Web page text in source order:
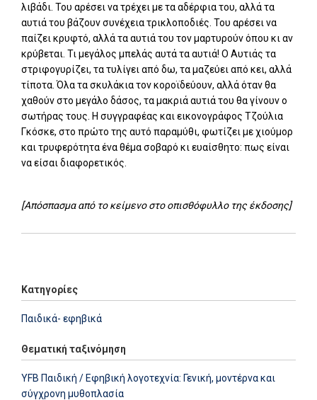
λιβάδι. Του αρέσει να τρέχει με τα αδέρφια του, αλλά τα
αυτιά του βάζουν συνέχεια τρικλοποδιές. Του αρέσει να
παίζει κρυφτό, αλλά τα αυτιά του τον μαρτυρούν όπου κι αν
κρύβεται. Τι μεγάλος μπελάς αυτά τα αυτιά! Ο Αυτιάς τα
στριφογυρίζει, τα τυλίγει από δω, τα μαζεύει από κει, αλλά
τίποτα. Όλα τα σκυλάκια τον κοροϊδεύουν, αλλά όταν θα
χαθούν στο μεγάλο δάσος, τα μακριά αυτιά του θα γίνουν ο
σωτήρας τους. Η συγγραφέας και εικονογράφος Τζούλια
Γκόσκε, στο πρώτο της αυτό παραμύθι, φωτίζει με χιούμορ
και τρυφερότητα ένα θέμα σοβαρό κι ευαίσθητο: πως είναι
να είσαι διαφορετικός.
[Απόσπασμα από το κείμενο στο οπισθόφυλλο της έκδοσης]
Κατηγορίες
Παιδικά- εφηβικά
Θεματική ταξινόμηση
YFB Παιδική / Εφηβική λογοτεχνία: Γενική, μοντέρνα και
σύγχρονη μυθοπλασία